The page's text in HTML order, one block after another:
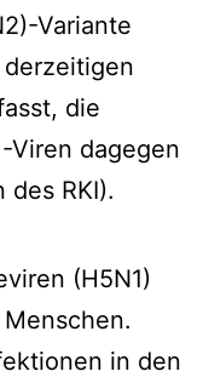
Variante
die
Viren dagegen
RKI).
(H5N1)
in den